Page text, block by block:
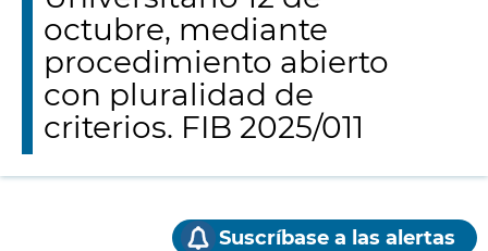
octubre, mediante
procedimiento abierto
con pluralidad de
criterios. FIB 2025/011
Suscríbase a las alertas